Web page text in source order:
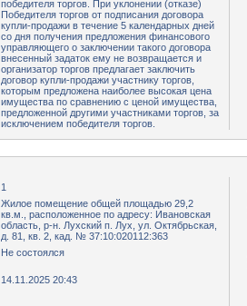
победителя торгов. При уклонении (отказе)
Победителя торгов от подписания договора
купли-продажи в течение 5 календарных дней
со дня получения предложения финансового
управляющего о заключении такого договора
внесенный задаток ему не возвращается и
организатор торгов предлагает заключить
договор купли-продажи участнику торгов,
которым предложена наиболее высокая цена
имущества по сравнению с ценой имущества,
предложенной другими участниками торгов, за
исключением победителя торгов.
1
Жилое помещение общей площадью 29,2
кв.м., расположенное по адресу: Ивановская
область, р-н. Лухский п. Лух, ул. Октябрьская,
д. 81, кв. 2, кад. № 37:10:020112:363
Не состоялся
14.11.2025 20:43